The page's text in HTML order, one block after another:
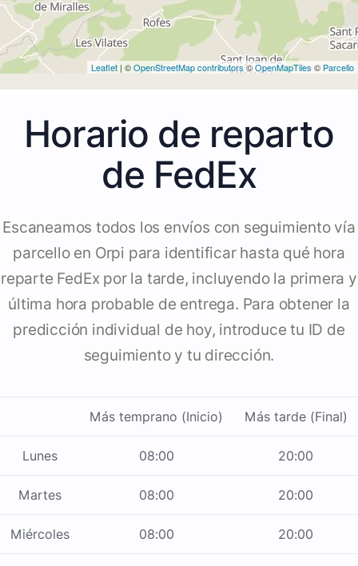
Leaflet | ©OpenStreetMap contributors©OpenMapTiles © Parcello
Horario de reparto
de FedEx
Escaneamos todos los envíos con seguimiento vía
parcello en Orpi para identificar hasta qué hora
reparte FedEx por la tarde, incluyendo la primera y
última hora probable de entrega. Para obtener la
predicción individual de hoy, introduce tu ID de
seguimiento y tu dirección.
Más temprano (Inicio) Más tarde (Final)
Lunes 08:00 20:00
Martes 08:00 20:00
Miércoles 08:00 20:00